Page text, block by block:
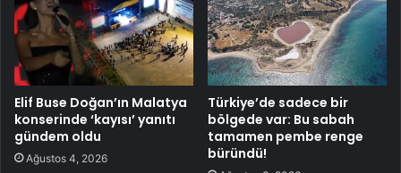
Elif Buse Doğan’ın Malatya
konserinde ‘kayısı’ yanıtı
gündem oldu
Ağustos 4, 2026
Türkiye’de sadece bir
bölgede var: Bu sabah
tamamen pembe renge
büründü!